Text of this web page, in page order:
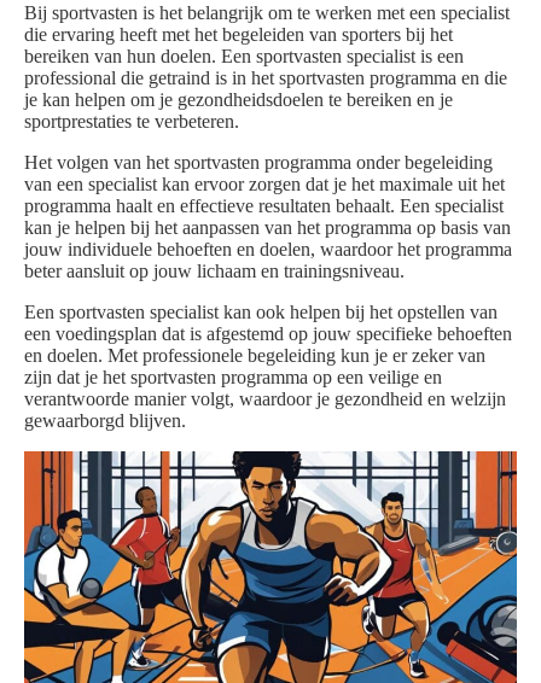
Bij sportvasten is het belangrijk om te werken met een specialist
die ervaring heeft met het begeleiden van sporters bij het
bereiken van hun doelen. Een sportvasten specialist is een
professional die getraind is in het sportvasten programma en die
je kan helpen om je gezondheidsdoelen te bereiken en je
sportprestaties te verbeteren.
Het volgen van het sportvasten programma onder begeleiding
van een specialist kan ervoor zorgen dat je het maximale uit het
programma haalt en effectieve resultaten behaalt. Een specialist
kan je helpen bij het aanpassen van het programma op basis van
jouw individuele behoeften en doelen, waardoor het programma
beter aansluit op jouw lichaam en trainingsniveau.
Een sportvasten specialist kan ook helpen bij het opstellen van
een voedingsplan dat is afgestemd op jouw specifieke behoeften
en doelen. Met professionele begeleiding kun je er zeker van
zijn dat je het sportvasten programma op een veilige en
verantwoorde manier volgt, waardoor je gezondheid en welzijn
gewaarborgd blijven.